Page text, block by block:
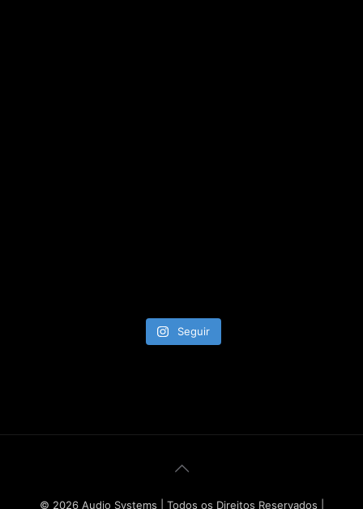
Seguir
© 2026 Audio Systems | Todos os Direitos Reservados |